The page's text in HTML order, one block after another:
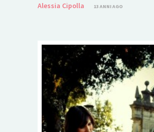
Alessia Cipolla
13 ANNI AGO